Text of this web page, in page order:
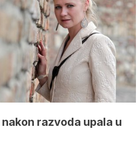
razvoda upala u